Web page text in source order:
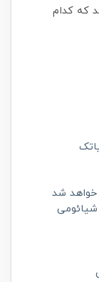
که کدام
خواهد شد